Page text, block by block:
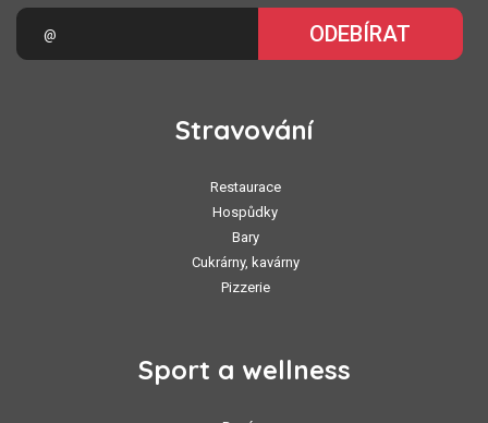
ODEBÍRAT
Stravování
Restaurace
Hospůdky
Bary
Cukrárny, kavárny
Pizzerie
Sport a wellness